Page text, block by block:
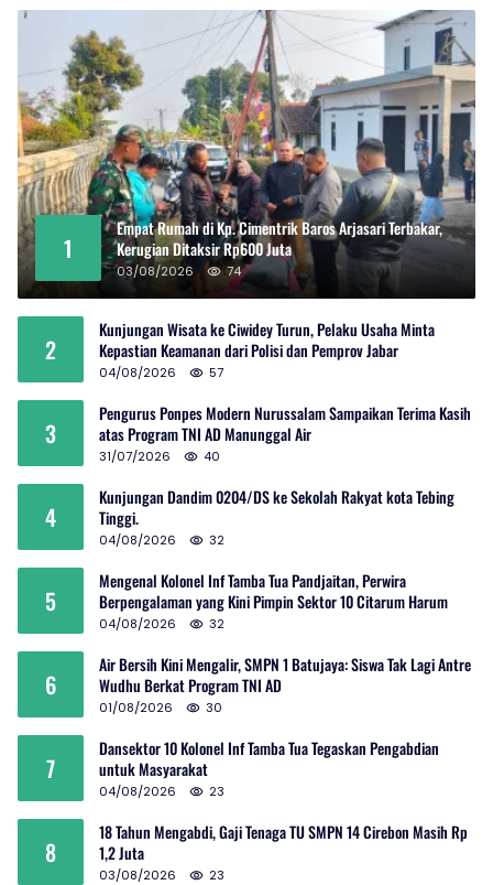
1
Empat Rumah di Kp. Cimentrik Baros Arjasari Terbakar,
Kerugian Ditaksir Rp600 Juta
03/08/2026 74
2
Kunjungan Wisata ke Ciwidey Turun, Pelaku Usaha Minta
Kepastian Keamanan dari Polisi dan Pemprov Jabar
04/08/2026 57
3
Pengurus Ponpes Modern Nurussalam Sampaikan Terima Kasih
atas Program TNI AD Manunggal Air
31/07/2026 40
4
Kunjungan Dandim 0204/DS ke Sekolah Rakyat kota Tebing
Tinggi.
04/08/2026 32
5
Mengenal Kolonel Inf Tamba Tua Pandjaitan, Perwira
Berpengalaman yang Kini Pimpin Sektor 10 Citarum Harum
04/08/2026 32
6
Air Bersih Kini Mengalir, SMPN 1 Batujaya: Siswa Tak Lagi Antre
Wudhu Berkat Program TNI AD
01/08/2026 30
7
Dansektor 10 Kolonel Inf Tamba Tua Tegaskan Pengabdian
untuk Masyarakat
04/08/2026 23
8
18 Tahun Mengabdi, Gaji Tenaga TU SMPN 14 Cirebon Masih Rp
1,2 Juta
03/08/2026 23